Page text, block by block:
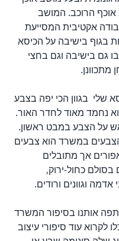
אוכף הרוכב. המושב
אקטיבית המסייעת
בגוף בישיבה על הכיסא
גם בישיבה וגם בחצי
מתכוונן.
שלי  בגוון הכי יפה בצבע
נחמד מאוד לחדר האור.
על הצבע במבט ראשון.
במשרד הוא צבעים
אך מתובלים
כחול-ירוק,
אדמה וגוונים ורודים.
אותנו בסיפור המשרד
לקרוא עוד סיפורי עיצוב